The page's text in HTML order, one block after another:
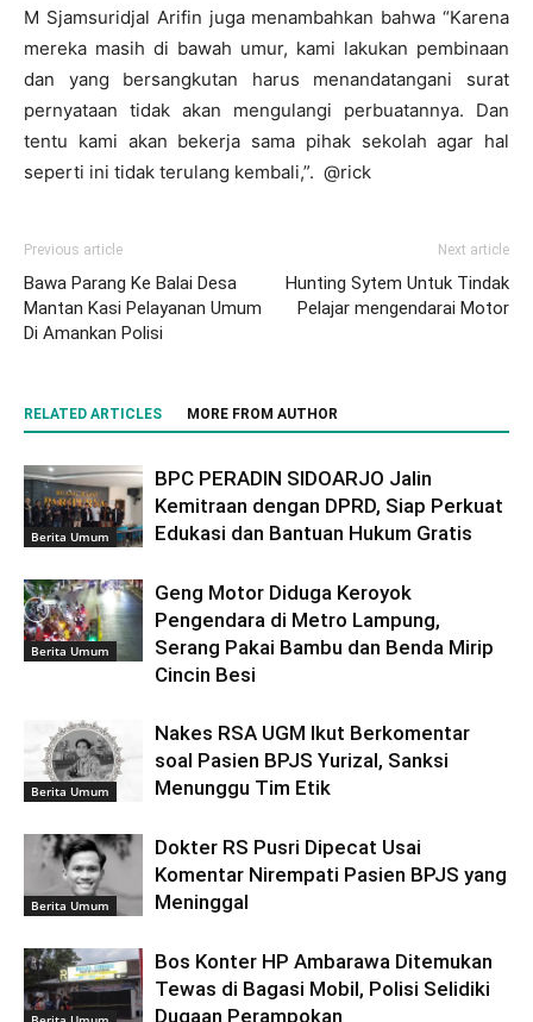
M Sjamsuridjal Arifin juga menambahkan bahwa “Karena
mereka masih di bawah umur, kami lakukan pembinaan
dan yang bersangkutan harus menandatangani surat
pernyataan tidak akan mengulangi perbuatannya. Dan
tentu kami akan bekerja sama pihak sekolah agar hal
seperti ini tidak terulang kembali,”. @rick
Previous article
Bawa Parang Ke Balai Desa
Mantan Kasi Pelayanan Umum
Di Amankan Polisi
Next article
Hunting Sytem Untuk Tindak
Pelajar mengendarai Motor
RELATED ARTICLES MORE FROM AUTHOR
Berita Umum
BPC PERADIN SIDOARJO Jalin
Kemitraan dengan DPRD, Siap Perkuat
Edukasi dan Bantuan Hukum Gratis
Berita Umum
Geng Motor Diduga Keroyok
Pengendara di Metro Lampung,
Serang Pakai Bambu dan Benda Mirip
Cincin Besi
Berita Umum
Nakes RSA UGM Ikut Berkomentar
soal Pasien BPJS Yurizal, Sanksi
Menunggu Tim Etik
Berita Umum
Dokter RS Pusri Dipecat Usai
Komentar Nirempati Pasien BPJS yang
Meninggal
Bos Konter HP Ambarawa Ditemukan
Tewas di Bagasi Mobil, Polisi Selidiki
Dugaan Perampokan